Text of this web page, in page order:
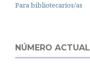
Para bibliotecarios/as
NÚMERO ACTUAL